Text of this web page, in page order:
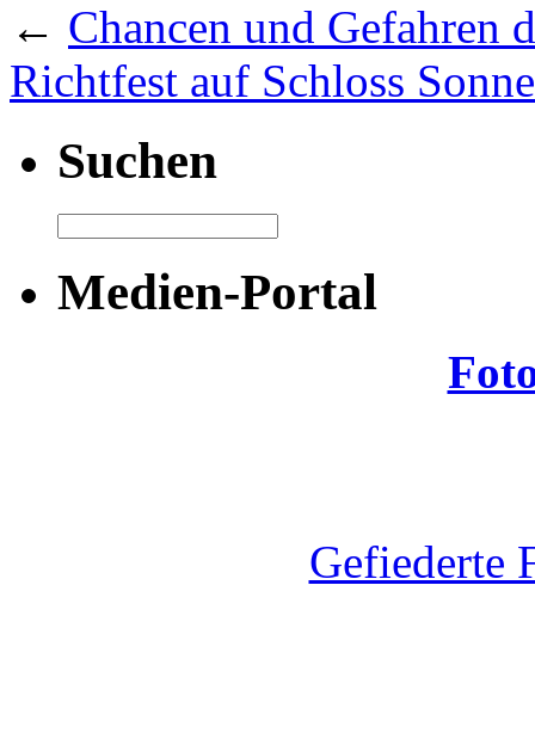
← Chancen und Gefahren
Richtfest auf Schloss
Suchen
Medien-Portal
Gefiederte